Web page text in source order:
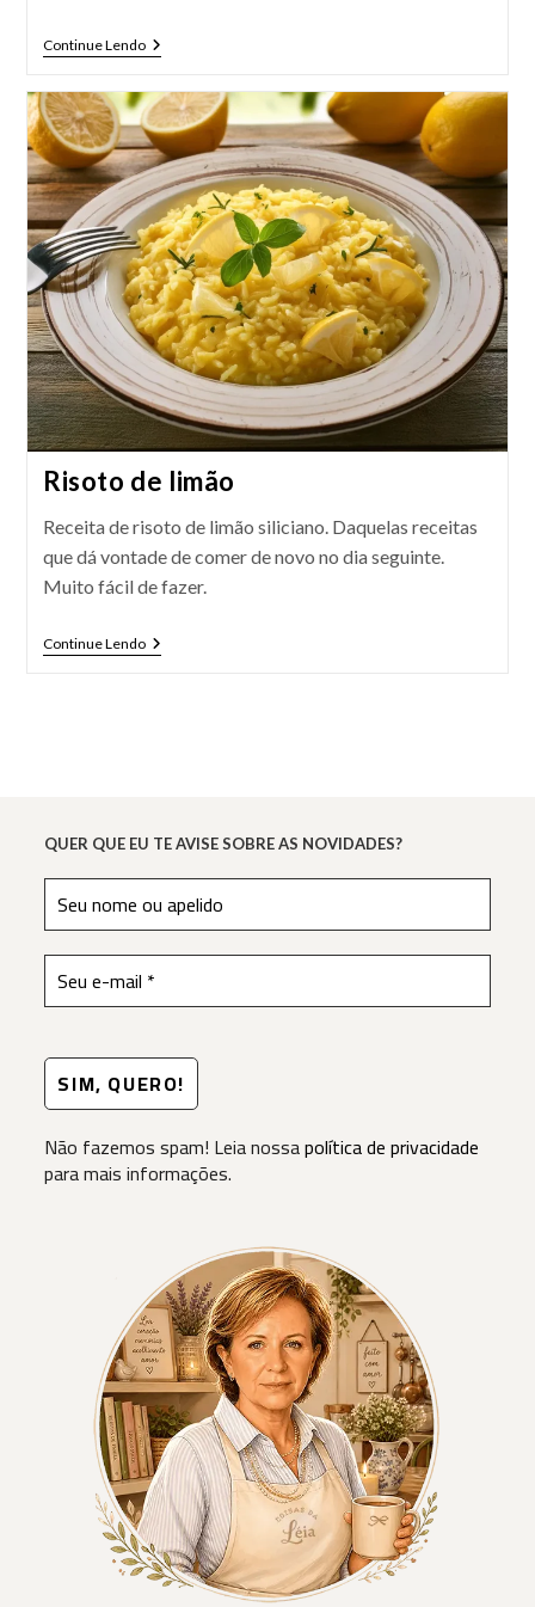
Continue LendoComo
Conservar
Limão
Siciliano
Por
Mais
Tempo
Risoto de limão
Receita de risoto de limão siliciano. Daquelas receitas
que dá vontade de comer de novo no dia seguinte.
Muito fácil de fazer.
Continue LendoRisoto
De
QUER QUE EU TE AVISE SOBRE AS NOVIDADES?
Não fazemos spam! Leia nossapolítica de privacidade
para mais informações.